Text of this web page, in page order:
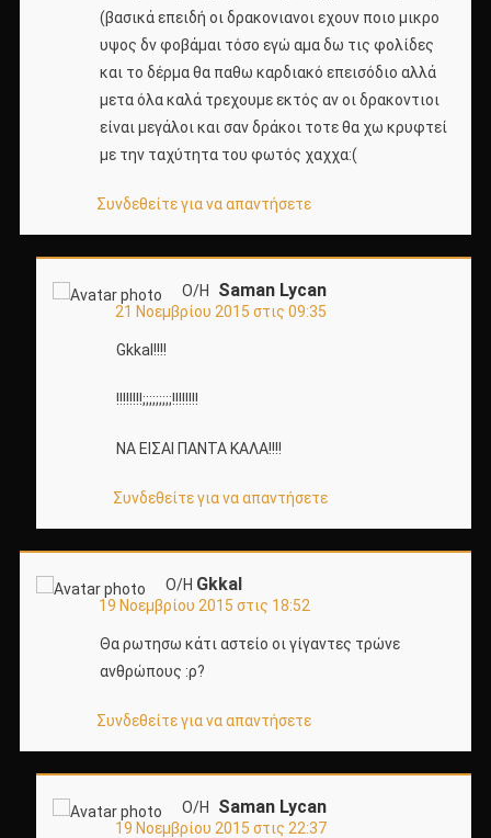
(βασικά επειδή οι δρακονιανοι εχουν ποιο μικρο
υψος δν φοβάμαι τόσο εγώ αμα δω τις φολίδες
και το δέρμα θα παθω καρδιακό επεισόδιο αλλά
μετα όλα καλά τρεχουμε εκτός αν οι δρακοντιοι
είναι μεγάλοι και σαν δράκοι τοτε θα χω κρυφτεί
με την ταχύτητα του φωτός χαχχα:(
Συνδεθείτε για να απαντήσετε
Ο/Η Saman Lycan
21 Νοεμβρίου 2015 στις 09:35
Gkkal!!!!
!!!!!!!!;;;;;;;;;!!!!!!!!
ΝΑ ΕΙΣΑΙ ΠΑΝΤΑ ΚΑΛΑ!!!!
Συνδεθείτε για να απαντήσετε
Ο/Η Gkkal
19 Νοεμβρίου 2015 στις 18:52
Θα ρωτησω κάτι αστείο οι γίγαντες τρώνε
ανθρώπους :ρ?
Συνδεθείτε για να απαντήσετε
Ο/Η Saman Lycan
19 Νοεμβρίου 2015 στις 22:37